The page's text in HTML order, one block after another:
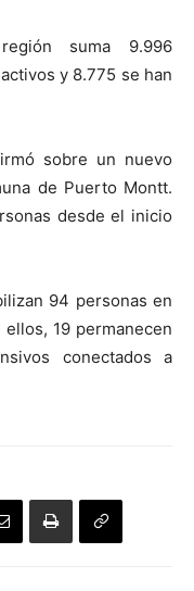
suma 9.996
y 8.775 se han
sobre un nuevo
de Puerto Montt.
desde el inicio
94 personas en
19 permanecen
conectados a